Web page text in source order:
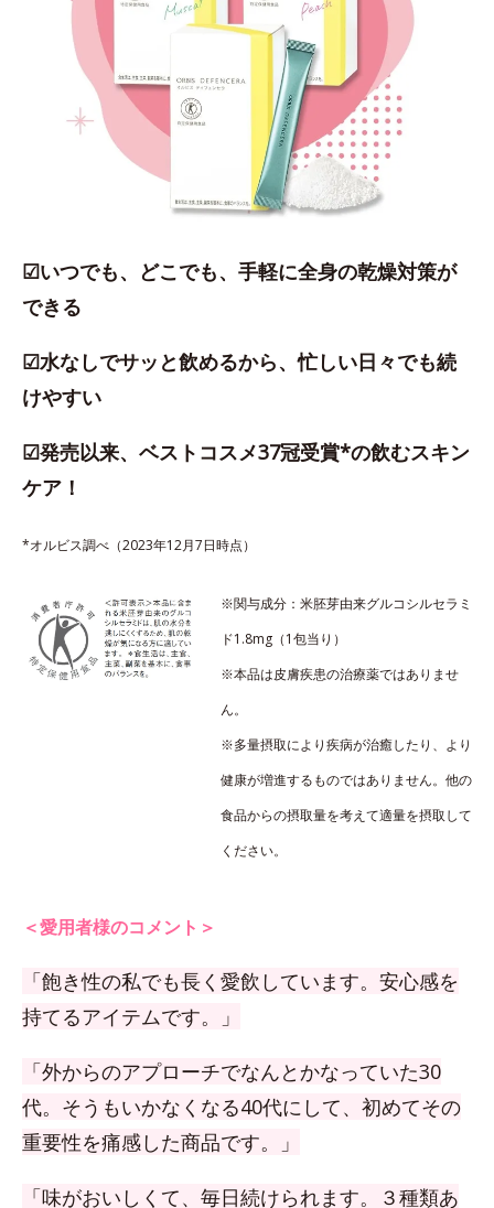
☑いつでも、どこでも、手軽に全身の乾燥対策が
できる
☑水なしでサッと飲めるから、忙しい日々でも続
けやすい
☑発売以来、ベストコスメ37冠受賞*の飲むスキン
ケア！
*オルビス調べ（2023年12月7日時点）
※関与成分：米胚芽由来グルコシルセラミ
ド1.8mg（1包当り）
※本品は皮膚疾患の治療薬ではありませ
ん。
※多量摂取により疾病が治癒したり、より
健康が増進するものではありません。他の
食品からの摂取量を考えて適量を摂取して
ください。
＜愛用者様のコメント＞
「飽き性の私でも長く愛飲しています。安心感を
持てるアイテムです。」
「外からのアプローチでなんとかなっていた30
代。そうもいかなくなる40代にして、初めてその
重要性を痛感した商品です。」
「味がおいしくて、毎日続けられます。３種類あ